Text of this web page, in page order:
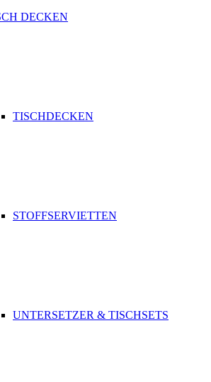
DECKEN
TISCHDECKEN
STOFFSERVIETTEN
UNTERSETZER & TISCHSETS